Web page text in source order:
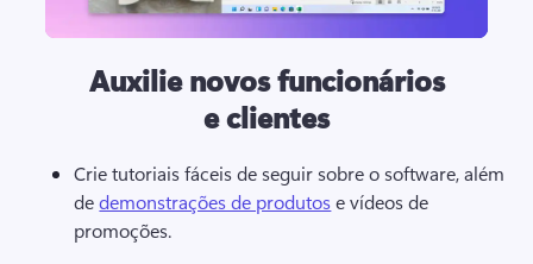
Auxilie novos funcionários
e clientes
Crie tutoriais fáceis de seguir sobre o software, além
de demonstrações de produtos e vídeos de
promoções.